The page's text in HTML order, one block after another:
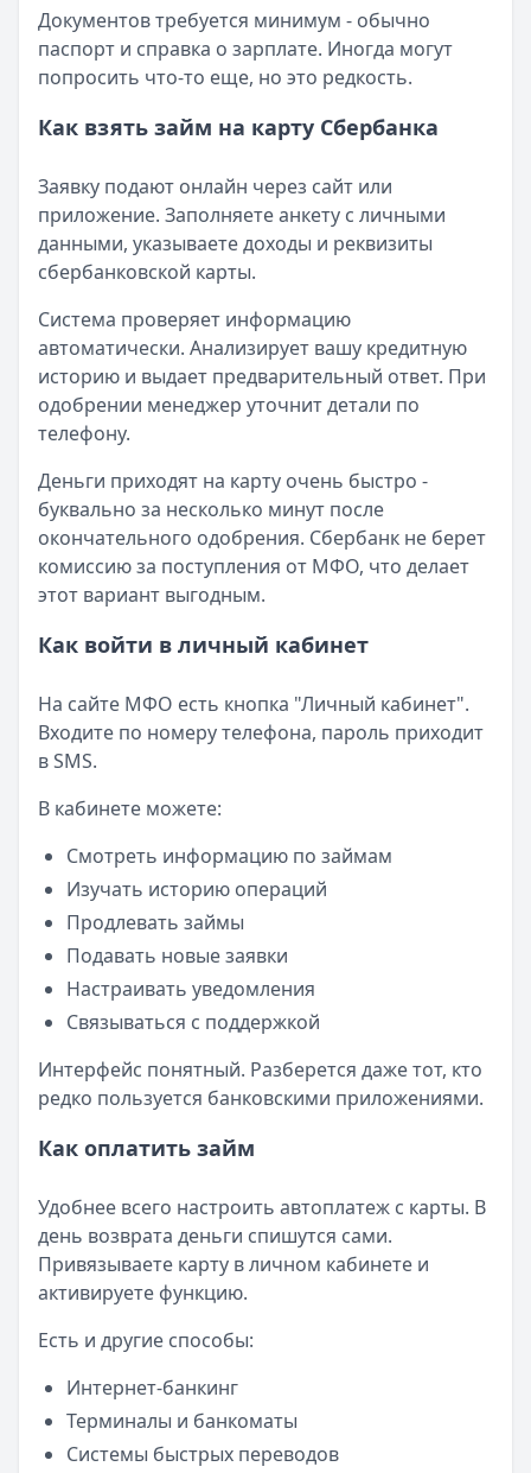
Документов требуется минимум - обычно
паспорт и справка о зарплате. Иногда могут
попросить что-то еще, но это редкость.
Как взять займ на карту Сбербанка
Заявку подают онлайн через сайт или
приложение. Заполняете анкету с личными
данными, указываете доходы и реквизиты
сбербанковской карты.
Система проверяет информацию
автоматически. Анализирует вашу кредитную
историю и выдает предварительный ответ. При
одобрении менеджер уточнит детали по
телефону.
Деньги приходят на карту очень быстро -
буквально за несколько минут после
окончательного одобрения. Сбербанк не берет
комиссию за поступления от МФО, что делает
этот вариант выгодным.
Как войти в личный кабинет
На сайте МФО есть кнопка "Личный кабинет".
Входите по номеру телефона, пароль приходит
в SMS.
В кабинете можете:
Смотреть информацию по займам
Изучать историю операций
Продлевать займы
Подавать новые заявки
Настраивать уведомления
Связываться с поддержкой
Интерфейс понятный. Разберется даже тот, кто
редко пользуется банковскими приложениями.
Как оплатить займ
Удобнее всего настроить автоплатеж с карты. В
день возврата деньги спишутся сами.
Привязываете карту в личном кабинете и
активируете функцию.
Есть и другие способы:
Интернет-банкинг
Терминалы и банкоматы
Системы быстрых переводов